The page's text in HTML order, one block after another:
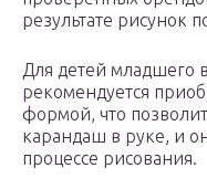
результате рисунок
Для детей младшего
рекомендуется
формой, что
карандаш в руке, и
процессе рисования.